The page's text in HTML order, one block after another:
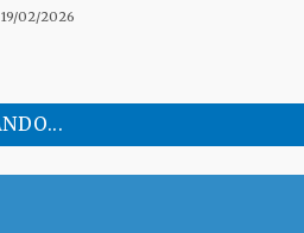
19/02/2026
SAÚDE PÚBLICA
Vacinação contra
para público de 10